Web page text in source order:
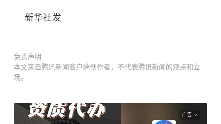
新华社发
免责声明
本文来自腾讯新闻客户端创作者，不代表腾讯新闻的观点和立
场。
广告